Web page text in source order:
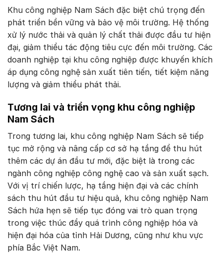
Khu công nghiệp Nam Sách đặc biệt chú trọng đến
phát triển bền vững và bảo vệ môi trường. Hệ thống
xử lý nước thải và quản lý chất thải được đầu tư hiện
đại, giảm thiểu tác động tiêu cực đến môi trường. Các
doanh nghiệp tại khu công nghiệp được khuyến khích
áp dụng công nghệ sản xuất tiên tiến, tiết kiệm năng
lượng và giảm thiểu phát thải.
Tương lai và triển vọng khu công nghiệp
Nam Sách
Trong tương lai, khu công nghiệp Nam Sách sẽ tiếp
tục mở rộng và nâng cấp cơ sở hạ tầng để thu hút
thêm các dự án đầu tư mới, đặc biệt là trong các
ngành công nghiệp công nghệ cao và sản xuất sạch.
Với vị trí chiến lược, hạ tầng hiện đại và các chính
sách thu hút đầu tư hiệu quả, khu công nghiệp Nam
Sách hứa hẹn sẽ tiếp tục đóng vai trò quan trọng
trong việc thúc đẩy quá trình công nghiệp hóa và
hiện đại hóa của tỉnh Hải Dương, cũng như khu vực
phía Bắc Việt Nam.